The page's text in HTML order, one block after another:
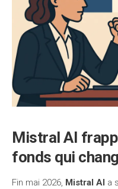
Mistral AI
fonds qui
Fin mai 2026, Mistral AI a